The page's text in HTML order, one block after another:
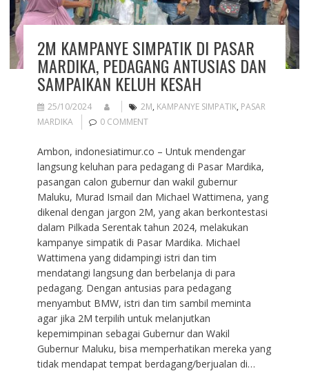
2M KAMPANYE SIMPATIK DI PASAR
MARDIKA, PEDAGANG ANTUSIAS DAN
SAMPAIKAN KELUH KESAH
25/10/2024 2M, KAMPANYE SIMPATIK, PASAR
MARDIKA
0 COMMENT
Ambon, indonesiatimur.co – Untuk mendengar
langsung keluhan para pedagang di Pasar Mardika,
pasangan calon gubernur dan wakil gubernur
Maluku, Murad Ismail dan Michael Wattimena, yang
dikenal dengan jargon 2M, yang akan berkontestasi
dalam Pilkada Serentak tahun 2024, melakukan
kampanye simpatik di Pasar Mardika. Michael
Wattimena yang didampingi istri dan tim
mendatangi langsung dan berbelanja di para
pedagang. Dengan antusias para pedagang
menyambut BMW, istri dan tim sambil meminta
agar jika 2M terpilih untuk melanjutkan
kepemimpinan sebagai Gubernur dan Wakil
Gubernur Maluku, bisa memperhatikan mereka yang
tidak mendapat tempat berdagang/berjualan di…